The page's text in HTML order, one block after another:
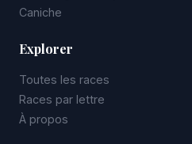
Caniche
Explorer
Toutes les races
Races par lettre
À propos